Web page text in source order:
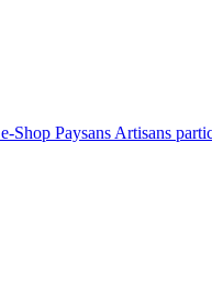
e-Shop Paysans Artisans